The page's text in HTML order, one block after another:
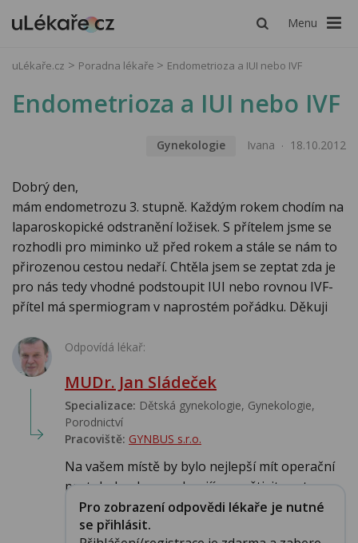
Menu
uLékaře.cz Poradna lékaře Endometrioza a IUI nebo IVF
Endometrioza a IUI nebo IVF
Gynekologie Ivana 18.10.2012
Dobrý den,
mám endometrozu 3. stupně. Každým rokem chodím na
laparoskopické odstranění ložisek. S přítelem jsme se
rozhodli pro miminko už před rokem a stále se nám to
přirozenou cestou nedaří. Chtěla jsem se zeptat zda je
pro nás tedy vhodné podstoupit IUI nebo rovnou IVF-
přítel má spermiogram v naprostém pořádku. Děkuji
Odpovídá lékař:
MUDr. Jan Sládeček
Specializace: Dětská gynekologie, Gynekologie,
Porodnictví
Pracoviště: GYNBUS s.r.o.
Na vašem místě by bylo nejlepší mít operační
protokoly z laparoskopiíí a navštivit centru...
Pro zobrazení odpovědi lékaře je nutné
se přihlásit.